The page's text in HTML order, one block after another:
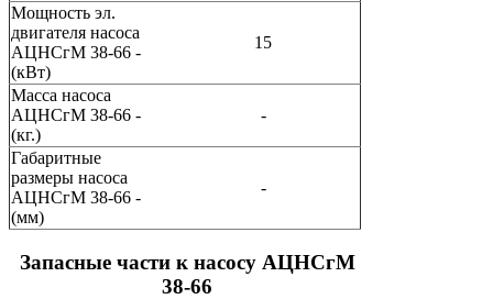
Мощность эл.
двигателя насоса
АЦНСгМ 38-66 -
(кВт)
15
Масса насоса
АЦНСгМ 38-66 -
(кг.)
-
Габаритные
размеры насоса
АЦНСгМ 38-66 -
(мм)
-
Запасные части к насосу АЦНСгМ
38-66